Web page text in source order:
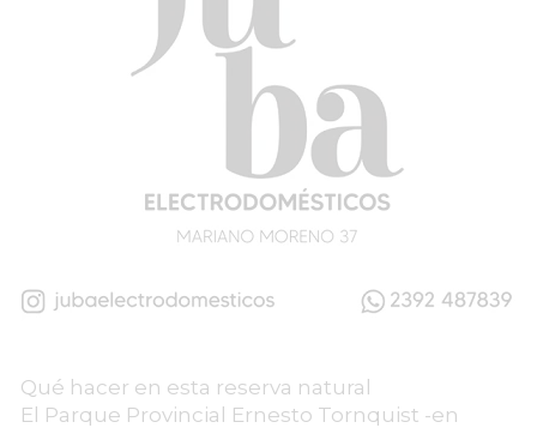
Qué hacer en esta reserva natural
El Parque Provincial Ernesto Tornquist -en